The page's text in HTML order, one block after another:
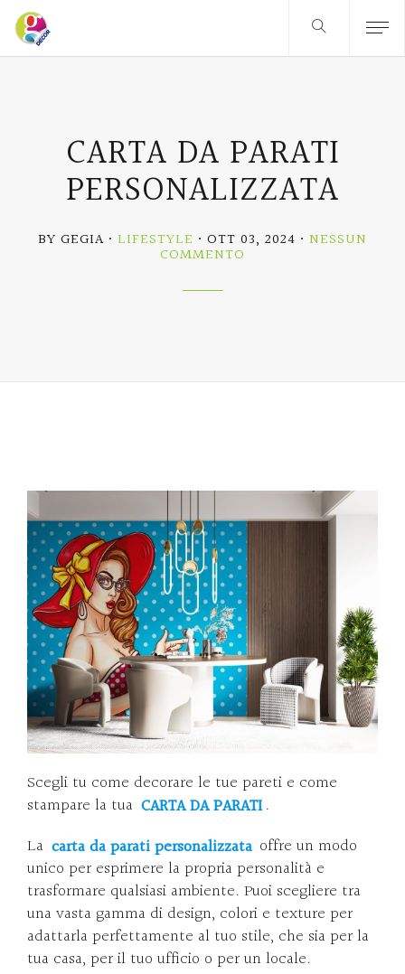
CARTA DA PARATI
PERSONALIZZATA
BY GEGIA LIFESTYLE OTT 03, 2024 NESSUN
COMMENTO
Scegli tu come decorare le tue pareti e come
stampare la tua CARTA DA PARATI.
La carta da parati personalizzata offre un modo
unico per esprimere la propria personalità e
trasformare qualsiasi ambiente. Puoi scegliere tra
una vasta gamma di design, colori e texture per
adattarla perfettamente al tuo stile, che sia per la
tua casa, per il tuo ufficio o per un locale.